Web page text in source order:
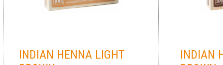
INDIAN HENNA LIGHT
INDIAN